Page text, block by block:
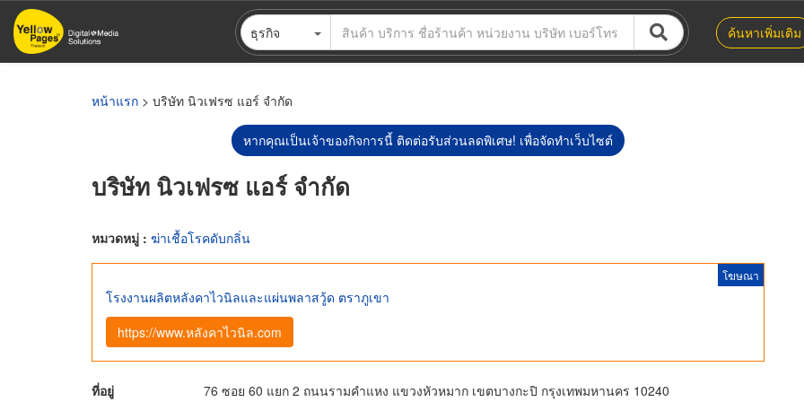
ข้าม
ไป
ธุรกิจ ค้นหาเพิ่มเติม
หน้าแรก > บริษัท นิวเฟรซ แอร์ จำกัด
หากคุณเป็นเจ้าของกิจการนี้ ติดต่อรับส่วนลดพิเศษ! เพื่อจัดทำเว็บไซต์
บริษัท นิวเฟรซ แอร์ จำกัด
หมวดหมู่ : ฆ่าเชื้อโรคดับกลิ่น
โฆษณา
โรงงานผลิตหลังคาไวนิลและแผ่นพลาสวู้ด ตราภูเขา
https://www.หลังคาไวนิล.com
ที่อยู่ 76 ซอย 60 แยก 2 ถนนรามคำแหง แขวงหัวหมาก เขตบางกะปิ กรุงเทพมหานคร 10240